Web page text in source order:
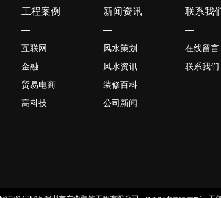
工程案例
—
互联网
金融
贸易电商
高科技
新闻资讯
—
风水策划
风水资讯
装修百科
公司新闻
联系我
—
在线留言
联系我们